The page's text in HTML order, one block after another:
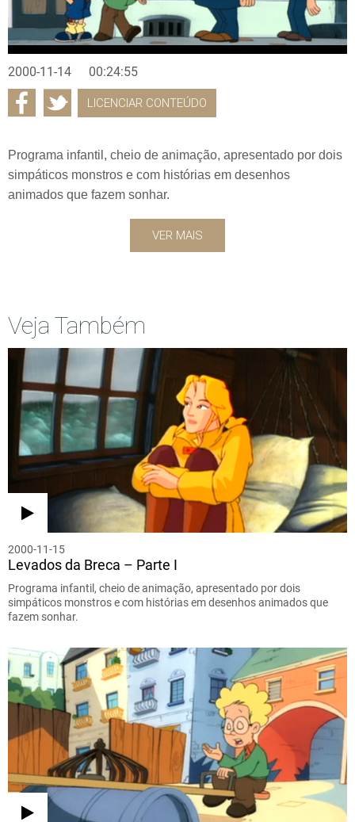
2000-11-14 00:24:55
LICENCIAR CONTEÚDO
Programa infantil, cheio de animação, apresentado por dois
simpáticos monstros e com histórias em desenhos
animados que fazem sonhar.
VER MAIS
Veja Também
2000-11-15
Levados da Breca – Parte I
Programa infantil, cheio de animação, apresentado por dois
simpáticos monstros e com histórias em desenhos animados que
fazem sonhar.